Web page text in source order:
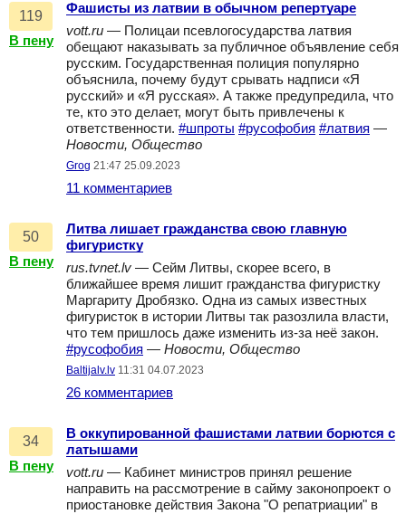
119
В пену
Фашисты из латвии в обычном репертуаре
vott.ru — Полицаи псевлогосударства латвия
обещают наказывать за публичное объявление себя
русским. Государственная полиция популярно
объяснила, почему будут срывать надписи «Я
русский» и «Я русская». А также предупредила, что
те, кто это делает, могут быть привлечены к
ответственности. #шпроты #русофобия #латвия —
Новости, Общество
Grog 21:47 25.09.2023
11 комментариев
50
В пену
Литва лишает гражданства свою главную
фигуристку
rus.tvnet.lv — Сейм Литвы, скорее всего, в
ближайшее время лишит гражданства фигуристку
Маргариту Дробязко. Одна из самых известных
фигуристок в истории Литвы так разозлила власти,
что тем пришлось даже изменить из-за неё закон.
#русофобия — Новости, Общество
Baltijalv.lv 11:31 04.07.2023
26 комментариев
34
В пену
В оккупированной фашистами латвии борются с
латышами
vott.ru — Кабинет министров принял решение
направить на рассмотрение в сайму законопроект о
приостановке действия Закона "О репатриации" в